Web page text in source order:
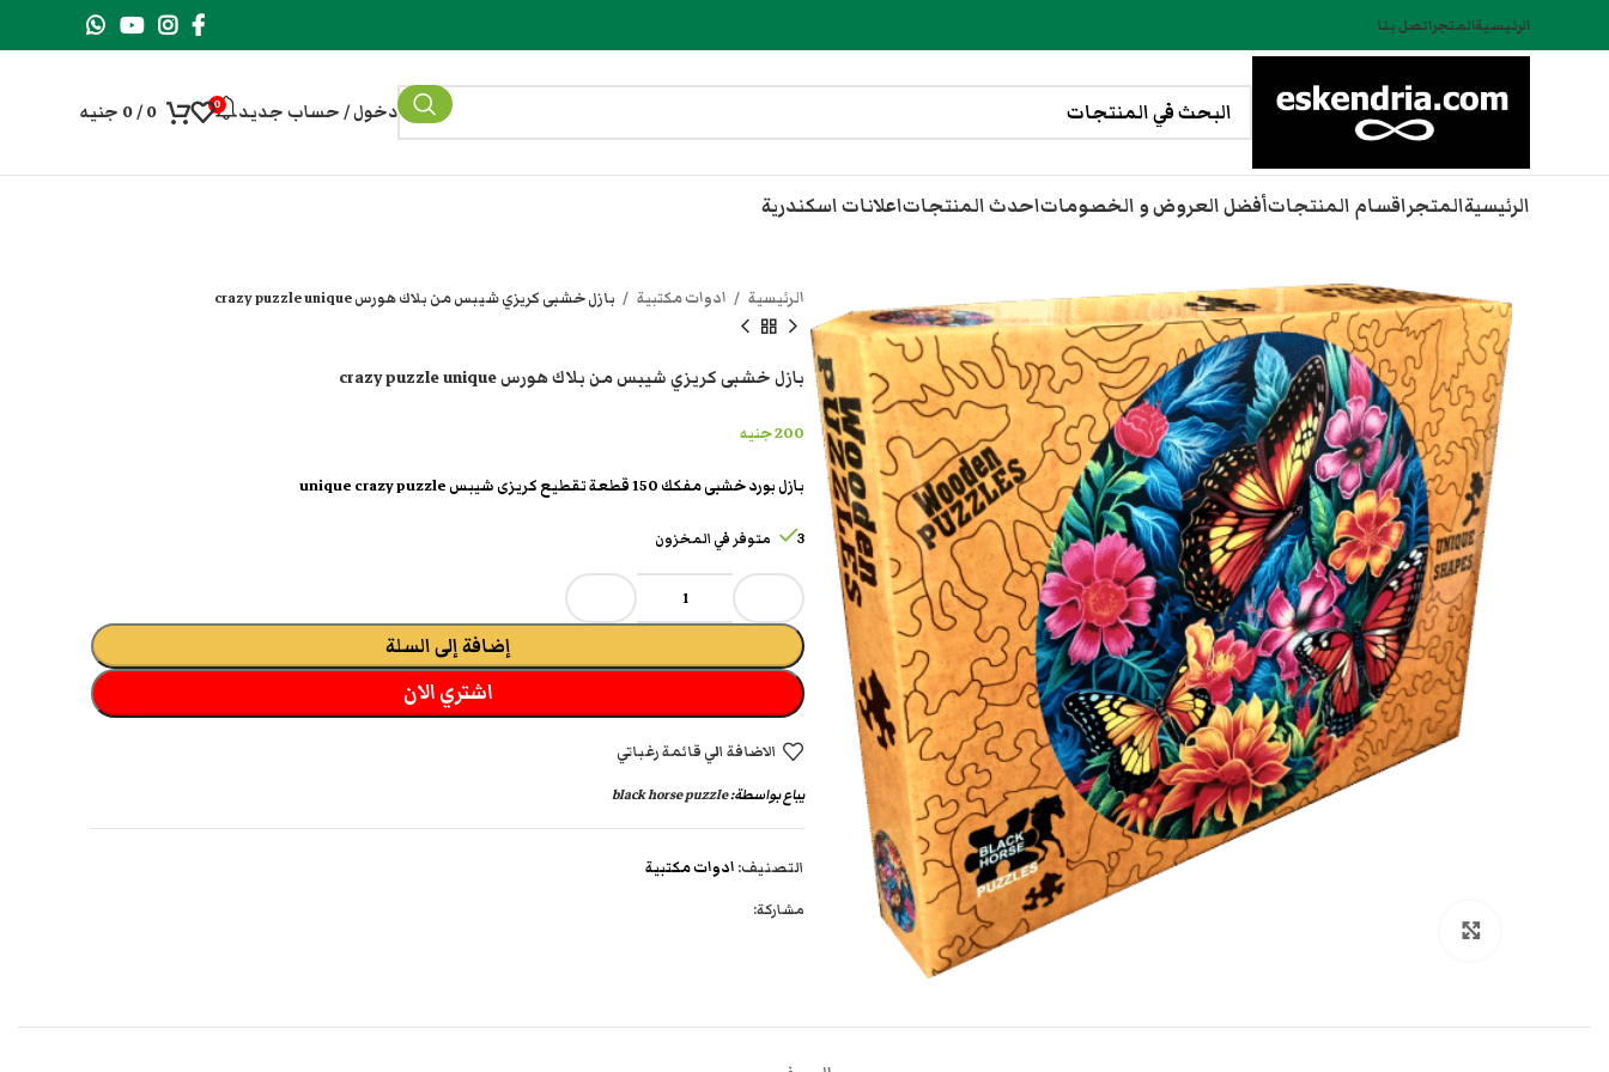
الرئيسيةالمتجراتصل بنا
دخول / حساب جديد 0
0
/
0 جنيه
الرئيسيةالمتجراقسام المنتجاتأفضل العروض و الخصوماتاحدث المنتجاتاعلانات اسكندرية
الرئيسية ادوات مكتبية بازل خشبى كريزي شيبس من بلاك هورس crazy puzzle unique
بازل خشبى كريزي شيبس من بلاك هورس crazy puzzle unique
200جنيه
بازل بورد خشبى مفكك 150 قطعة تقطيع كريزى شيبس unique crazy puzzle
3 متوفر في المخزون
إضافة إلى السلة
اشتري الان
الاضافة الي قائمة رغباتي
يباع بواسطة:black horse puzzle
التصنيف: ادوات مكتبية
مشاركة: